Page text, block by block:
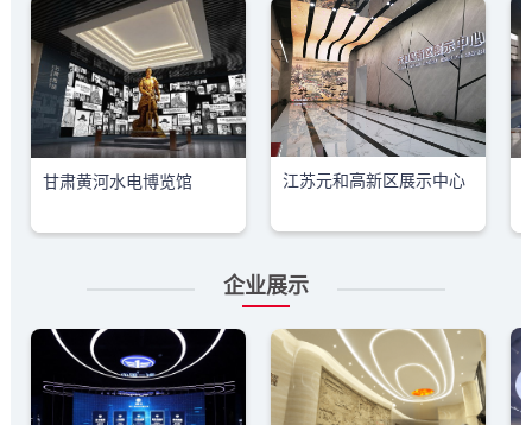
甘肃黄河水电博览馆 江苏元和高新区展示中心
企业展示